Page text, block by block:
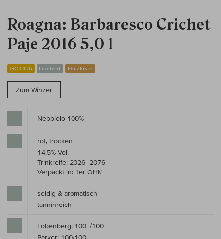
Roagna: Barbaresco Crichet
Paje 2016 5,0 l
GC Club Limitiert Holzkiste
Zum Winzer
Nebbiolo 100%
rot, trocken
14,5% Vol.
Trinkreife: 2026–2076
Verpackt in: 1er OHK
seidig & aromatisch
tanninreich
Lobenberg: 100+/100
Parker: 100/100